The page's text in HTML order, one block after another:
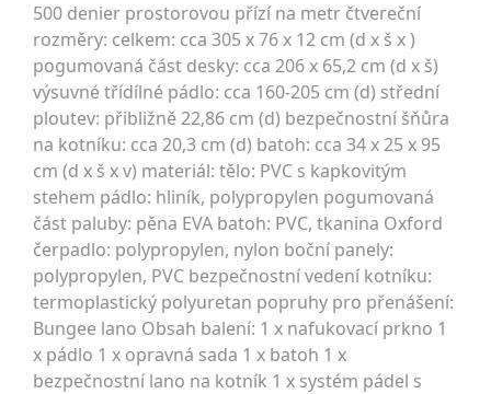
500 denier prostorovou přízí na metr čtvereční
rozměry: celkem: cca 305 x 76 x 12 cm (d x š x )
pogumovaná část desky: cca 206 x 65,2 cm (d x š)
výsuvné třídílné pádlo: cca 160-205 cm (d) střední
ploutev: přibližně 22,86 cm (d) bezpečnostní šňůra
na kotníku: cca 20,3 cm (d) batoh: cca 34 x 25 x 95
cm (d x š x v) materiál: tělo: PVC s kapkovitým
stehem pádlo: hliník, polypropylen pogumovaná
část paluby: pěna EVA batoh: PVC, tkanina Oxford
čerpadlo: polypropylen, nylon boční panely:
polypropylen, PVC bezpečnostní vedení kotníku:
termoplastický polyuretan popruhy pro přenášení:
Bungee lano Obsah balení: 1 x nafukovací prkno 1
x pádlo 1 x opravná sada 1 x batoh 1 x
bezpečnostní lano na kotník 1 x systém pádel s